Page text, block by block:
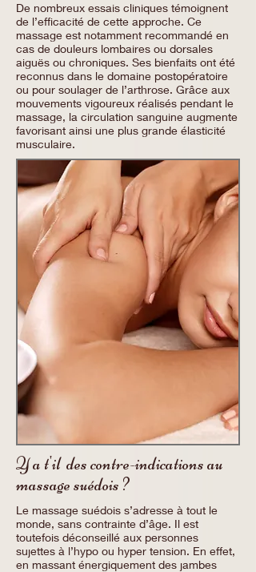
De nombreux essais cliniques témoignent
de l’efficacité de cette approche. Ce
massage est notamment recommandé en
cas de douleurs lombaires ou dorsales
aiguës ou chroniques. Ses bienfaits ont été
reconnus dans le domaine postopératoire
ou pour soulager de l’arthrose. Grâce aux
mouvements vigoureux réalisés pendant le
massage, la circulation sanguine augmente
favorisant ainsi une plus grande élasticité
musculaire.
Y a t'il des contre-indications au
massage suédois ?
Le massage suédois s’adresse à tout le
monde, sans contrainte d’âge. Il est
toutefois déconseillé aux personnes
sujettes à l’hypo ou hyper tension. En effet,
en massant énergiquement des jambes